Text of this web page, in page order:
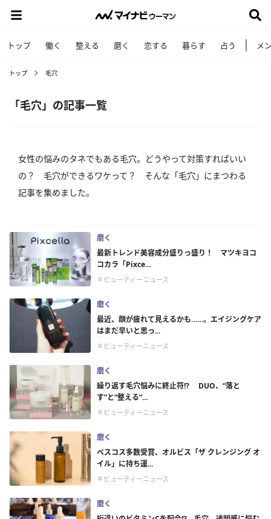
トップ 働く 整える 磨く 恋する 暮らす 占う メ
トップ 毛穴
「毛穴」の記事一覧
女性の悩みのタネでもある毛穴。どうやって対策すればいい
の？ 毛穴ができるワケって？ そんな「毛穴」にまつわる
記事を集めました。
磨く
最新トレンド美容成分盛りっ盛り！ マツキヨコ
コカラ「Pixce...
＃ビューティーニュース
磨く
最近、顔が疲れて見えるかも……。エイジングケア
はまだ早いと思っ...
＃ビューティーニュース
磨く
繰り返す毛穴悩みに終止符!? DUO、“落と
す”と“整える”...
＃ビューティーニュース
磨く
ベスコス多数受賞、オルビス「ザ クレンジング オ
イル」に持ち運...
＃ビューティーニュース
磨く